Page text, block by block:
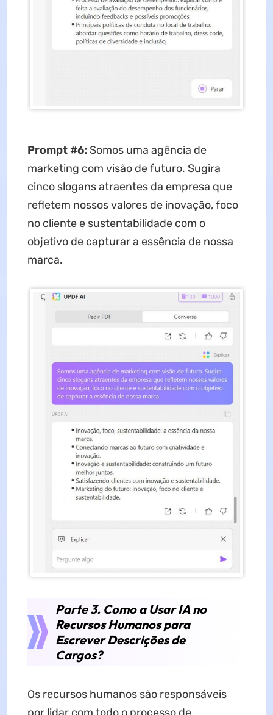
Prompt #6: Somos uma agência de
marketing com visão de futuro. Sugira
cinco slogans atraentes da empresa que
refletem nossos valores de inovação, foco
no cliente e sustentabilidade com o
objetivo de capturar a essência de nossa
marca.
Parte 3. Como a Usar IA no
Recursos Humanos para
Escrever Descrições de
Cargos?
Os recursos humanos são responsáveis